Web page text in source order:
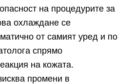
на процедурите за
охлаждане се
от самият уред и по
спрямо
на кожата.
промени в